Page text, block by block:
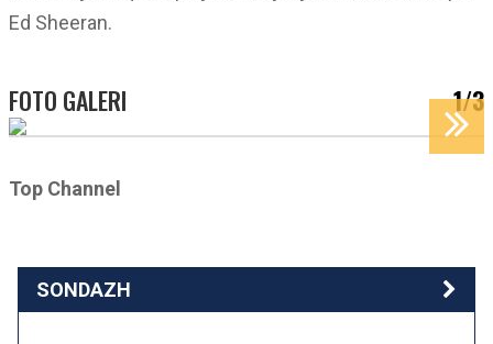
Ed Sheeran.
FOTO GALERI 1/3
Top Channel
SONDAZH